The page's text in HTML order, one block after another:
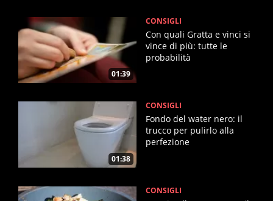
01:39
CONSIGLI
Con quali Gratta e vinci si
vince di più: tutte le
probabilità
01:38
CONSIGLI
Fondo del water nero: il
trucco per pulirlo alla
perfezione
CONSIGLI